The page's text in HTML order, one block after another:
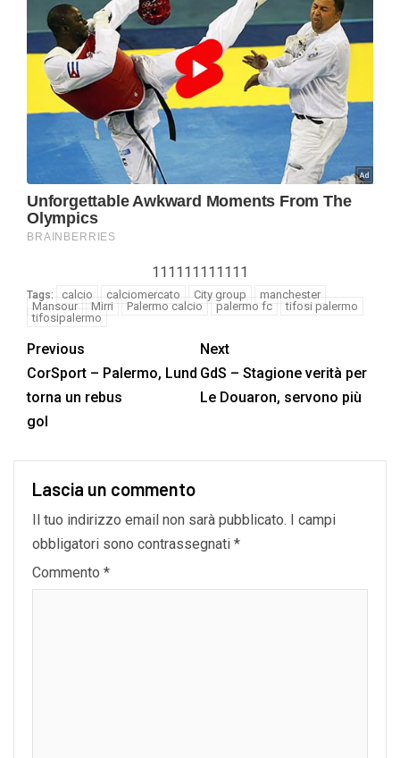
111111111111
Tags: calcio calciomercato City group
manchester
Mansour
Mirri Palermo calcio palermo fc
tifosi palermo
tifosipalermo
Previous
CorSport – Palermo, Lund
torna un rebus
Next
GdS – Stagione verità per
Le Douaron, servono più
gol
Lascia un commento
Il tuo indirizzo email non sarà pubblicato. I campi
obbligatori sono contrassegnati *
Commento *